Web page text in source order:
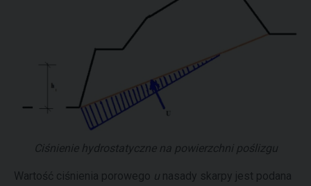
Ciśnienie hydrostatyczne na powierzchni poślizgu
Wartość ciśnienia porowego u nasady skarpy jest podana